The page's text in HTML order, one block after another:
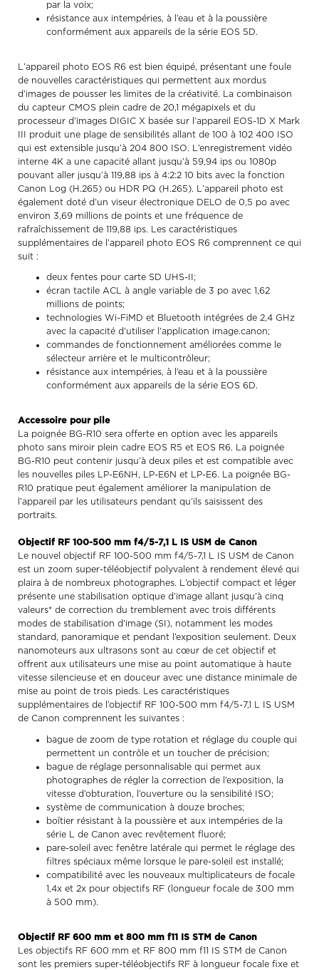
par la voix;
résistance aux intempéries, à l’eau et à la poussière
conformément aux appareils de la série EOS 5D.
L’appareil photo EOS R6 est bien équipé, présentant une foule
de nouvelles caractéristiques qui permettent aux mordus
d’images de pousser les limites de la créativité. La combinaison
du capteur CMOS plein cadre de 20,1 mégapixels et du
processeur d’images DIGIC X basée sur l’appareil EOS-1D X Mark
III produit une plage de sensibilités allant de 100 à 102 400 ISO
qui est extensible jusqu’à 204 800 ISO. L’enregistrement vidéo
interne 4K a une capacité allant jusqu’à 59,94 ips ou 1080p
pouvant aller jusqu’à 119,88 ips à 4:2:2 10 bits avec la fonction
Canon Log (H.265) ou HDR PQ (H.265). L’appareil photo est
également doté d’un viseur électronique DELO de 0,5 po avec
environ 3,69 millions de points et une fréquence de
rafraîchissement de 119,88 ips. Les caractéristiques
supplémentaires de l’appareil photo EOS R6 comprennent ce qui
suit :
deux fentes pour carte SD UHS-II;
écran tactile ACL à angle variable de 3 po avec 1,62
millions de points;
technologies Wi-FiMD et Bluetooth intégrées de 2,4 GHz
avec la capacité d’utiliser l’application image.canon;
commandes de fonctionnement améliorées comme le
sélecteur arrière et le multicontrôleur;
résistance aux intempéries, à l’eau et à la poussière
conformément aux appareils de la série EOS 6D.
Accessoire pour pile
La poignée BG-R10 sera offerte en option avec les appareils
photo sans miroir plein cadre EOS R5 et EOS R6. La poignée
BG-R10 peut contenir jusqu’à deux piles et est compatible avec
les nouvelles piles LP-E6NH, LP-E6N et LP-E6. La poignée BG-
R10 pratique peut également améliorer la manipulation de
l’appareil par les utilisateurs pendant qu’ils saisissent des
portraits.
Objectif RF 100-500 mm f4/5-7,1 L IS USM de Canon
Le nouvel objectif RF 100-500 mm f4/5-7,1 L IS USM de Canon
est un zoom super-téléobjectif polyvalent à rendement élevé qui
plaira à de nombreux photographes. L’objectif compact et léger
présente une stabilisation optique d’image allant jusqu’à cinq
valeurs* de correction du tremblement avec trois différents
modes de stabilisation d’image (SI), notamment les modes
standard, panoramique et pendant l’exposition seulement. Deux
nanomoteurs aux ultrasons sont au cœur de cet objectif et
offrent aux utilisateurs une mise au point automatique à haute
vitesse silencieuse et en douceur avec une distance minimale de
mise au point de trois pieds. Les caractéristiques
supplémentaires de l’objectif RF 100-500 mm f4/5-7,1 L IS USM
de Canon comprennent les suivantes :
bague de zoom de type rotation et réglage du couple qui
permettent un contrôle et un toucher de précision;
bague de réglage personnalisable qui permet aux
photographes de régler la correction de l’exposition, la
vitesse d’obturation, l’ouverture ou la sensibilité ISO;
système de communication à douze broches;
boîtier résistant à la poussière et aux intempéries de la
série L de Canon avec revêtement fluoré;
pare-soleil avec fenêtre latérale qui permet le réglage des
filtres spéciaux même lorsque le pare-soleil est installé;
compatibilité avec les nouveaux multiplicateurs de focale
1,4x et 2x pour objectifs RF (longueur focale de 300 mm
à 500 mm).
Objectif RF 600 mm et 800 mm f11 IS STM de Canon
Les objectifs RF 600 mm et RF 800 mm f11 IS STM de Canon
sont les premiers super-téléobjectifs RF à longueur focale fixe et